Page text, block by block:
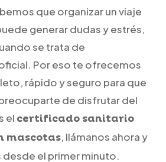
que organizar un viaje
generar dudas y estrés,
se trata de
Por eso te ofrecemos
rápido y seguro para que
de disfrutar del
el certificado sanitario
mascotas, llámanos ahora y
el primer minuto.